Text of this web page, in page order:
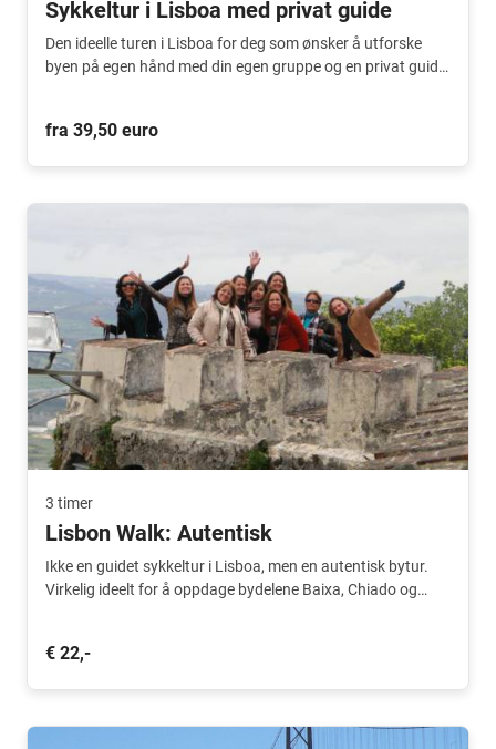
Sykkeltur i Lisboa med privat guide
Den ideelle turen i Lisboa for deg som ønsker å utforske
byen på egen hånd med din egen gruppe og en privat guide.
fra 39,50 euro
3 timer
Lisbon Walk: Autentisk
Ikke en guidet sykkeltur i Lisboa, men en autentisk bytur.
Virkelig ideelt for å oppdage bydelene Baixa, Chiado og
€ 22,-